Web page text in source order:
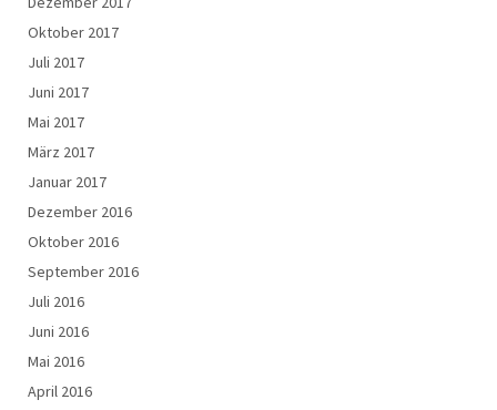
Oktober 2017
Juli 2017
Juni 2017
Mai 2017
März 2017
Januar 2017
Dezember 2016
Oktober 2016
September 2016
Juli 2016
Juni 2016
Mai 2016
April 2016